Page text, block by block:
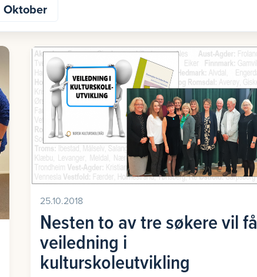
Oktober
25.10.2018
Nesten to av tre søkere vil få
veiledning i
kulturskoleutvikling